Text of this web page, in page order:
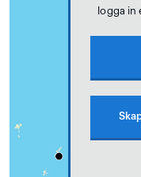
logga in